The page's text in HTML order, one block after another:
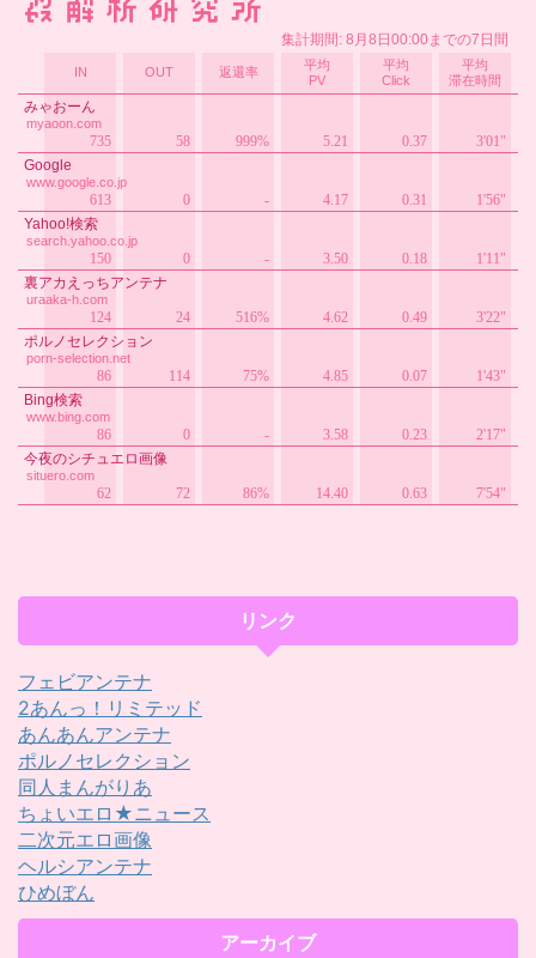
リンク
フェビアンテナ
2あんっ！リミテッド
あんあんアンテナ
ポルノセレクション
同人まんがりあ
ちょいエロ★ニュース
二次元エロ画像
ヘルシアンテナ
ひめぼん
アーカイブ